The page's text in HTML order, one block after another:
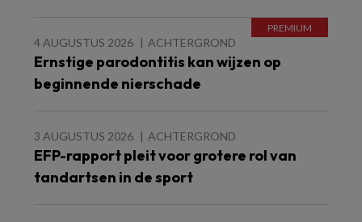
4 AUGUSTUS 2026 ACHTERGROND
Ernstige parodontitis kan wijzen op
beginnende nierschade
3 AUGUSTUS 2026 ACHTERGROND
EFP-rapport pleit voor grotere rol van
tandartsen in de sport